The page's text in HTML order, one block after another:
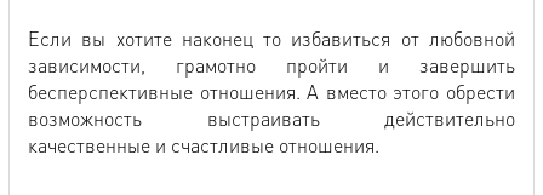
Если вы хотите наконец то избавиться от любовной
зависимости, грамотно пройти и завершить
бесперспективные отношения. А вместо этого обрести
возможность выстраивать действительно
качественные и счастливые отношения.